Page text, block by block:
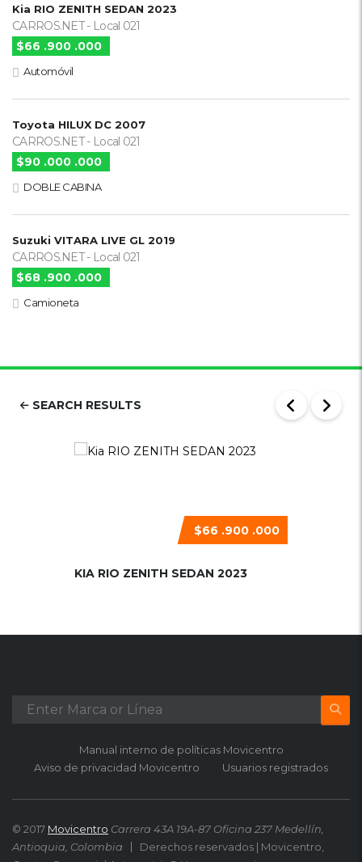
Kia RIO ZENITH SEDAN 2023
CARROS.NET - Local 021
$66 .900 .000
Automóvil
Toyota HILUX DC 2007
CARROS.NET - Local 021
$90 .000 .000
DOBLE CABINA
Suzuki VITARA LIVE GL 2019
CARROS.NET - Local 021
$68 .900 .000
Camioneta
SEARCH RESULTS
$66 .900 .000
KIA RIO ZENITH SEDAN 2023
Manual interno de políticas Movicentro
Aviso de privacidad Movicentro
Usuarios registrados
© 2017 Movicentro Carrera 43A 19A-87 Oficina 237 Medellín,
Antioquia, Colombia
Derechos reservados | Movicentro,